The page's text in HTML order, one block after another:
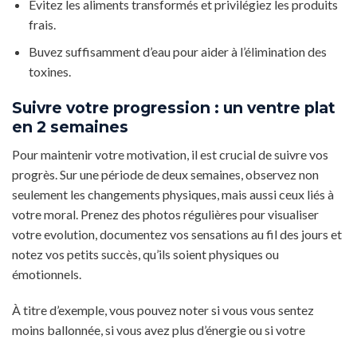
Évitez les aliments transformés et privilégiez les produits
frais.
Buvez suffisamment d’eau pour aider à l’élimination des
toxines.
Suivre votre progression : un ventre plat
en 2 semaines
Pour maintenir votre motivation, il est crucial de suivre vos
progrès. Sur une période de deux semaines, observez non
seulement les changements physiques, mais aussi ceux liés à
votre moral. Prenez des photos régulières pour visualiser
votre evolution, documentez vos sensations au fil des jours et
notez vos petits succès, qu’ils soient physiques ou
émotionnels.
À titre d’exemple, vous pouvez noter si vous vous sentez
moins ballonnée, si vous avez plus d’énergie ou si votre